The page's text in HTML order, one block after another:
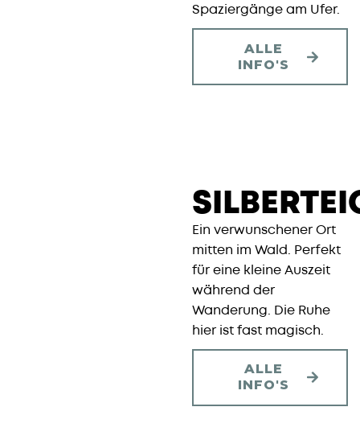
Spaziergänge am Ufer.
ALLE
INFO'S
Ein verwunschener Ort
mitten im Wald. Perfekt
für eine kleine Auszeit
während der
Wanderung. Die Ruhe
hier ist fast magisch.
ALLE
INFO'S